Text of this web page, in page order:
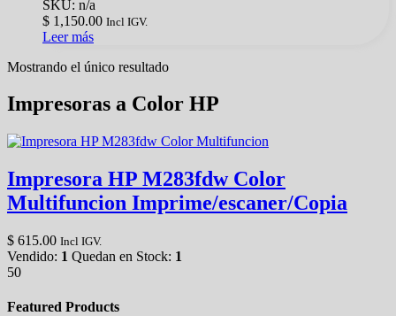
SKU: n/a
$ 1,150.00 Incl IGV.
Leer más
Mostrando el único resultado
Impresoras a Color HP
Impresora HP M283fdw Color
Multifuncion Imprime/escaner/Copia
$ 615.00 Incl IGV.
Vendido: 1 Quedan en Stock: 1
50
Featured Products